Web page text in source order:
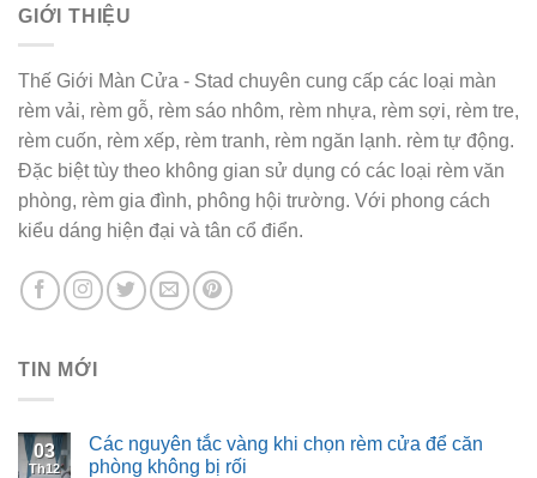
GIỚI THIỆU
Thế Giới Màn Cửa - Stad chuyên cung cấp các loại màn
rèm vải, rèm gỗ, rèm sáo nhôm, rèm nhựa, rèm sợi, rèm tre,
rèm cuốn, rèm xếp, rèm tranh, rèm ngăn lạnh. rèm tự động.
Đặc biệt tùy theo không gian sử dụng có các loại rèm văn
phòng, rèm gia đình, phông hội trường. Với phong cách
kiểu dáng hiện đại và tân cổ điển.
TIN MỚI
03
Th12
Các nguyên tắc vàng khi chọn rèm cửa để căn
phòng không bị rối